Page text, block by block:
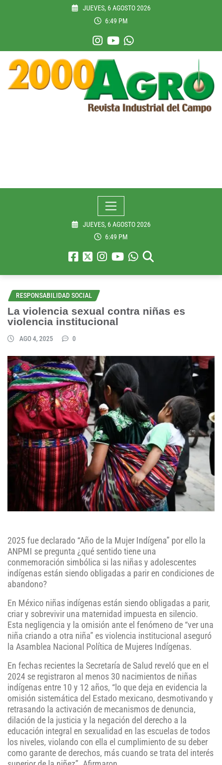
JUEVES, 6 AGOSTO 2026
6:49 PM
JUEVES, 6 AGOSTO 2026
6:49 PM
RESPONSABILIDAD SOCIAL
La violencia sexual contra niñas es
violencia institucional
AGO 4, 2025 0
2025 fue declarado “Año de la Mujer Indígena” por ello la
ANPMI se pregunta ¿qué sentido tiene una
conmemoración simbólica si las niñas y adolescentes
indígenas están siendo obligadas a parir en condiciones de
abandono?
En México niñas indígenas están siendo obligadas a parir,
criar y sobrevivir una maternidad impuesta en silencio.
Esta negligencia y la omisión ante el fenómeno de “ver una
niña criando a otra niña” es violencia institucional aseguró
la Asamblea Nacional Política de Mujeres Indígenas.
En fechas recientes la Secretaría de Salud reveló que en el
2024 se registraron al menos 30 nacimientos de niñas
indígenas entre 10 y 12 años, “lo que deja en evidencia la
omisión sistemática del Estado mexicano, desmotivando y
retrasando la activación de mecanismos de denuncia,
dilación de la justicia y la negación del derecho a la
educación integral en sexualidad en las escuelas de todos
los niveles, violando con ella el cumplimiento de su deber
como garante de derechos, más cuando se trata del interés